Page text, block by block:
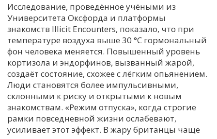
Исследование, проведённое учёными из
Университета Оксфорда и платформы
знакомств Illicit Encounters, показало, что при
температуре воздуха выше 30 °C гормональный
фон человека меняется. Повышенный уровень
кортизола и эндорфинов, вызванный жарой,
создаёт состояние, схожее с лёгким опьянением.
Люди становятся более импульсивными,
склонными к риску и открытыми к новым
знакомствам. «Режим отпуска», когда строгие
рамки повседневной жизни ослабевают,
усиливает этот эффект. В жару британцы чаще